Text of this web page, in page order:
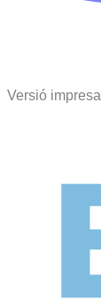
Versió impresa